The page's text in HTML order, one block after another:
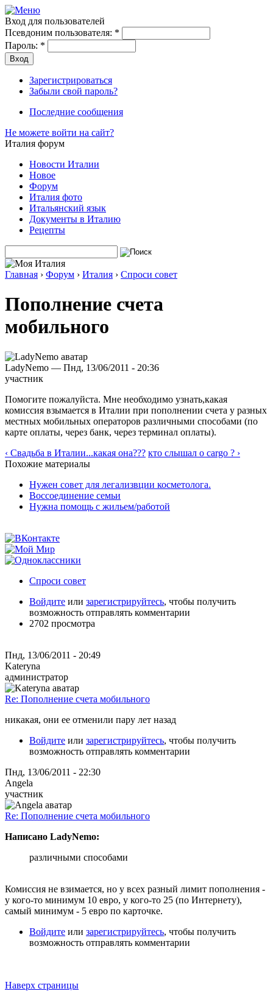
Вход для пользователей
Псевдоним пользователя: *
Пароль: *
Зарегистрироваться
Забыли свой пароль?
Последние сообщения
Не можете войти на сайт?
Италия форум
Новости Италии
Новое
Форум
Италия фото
Итальянский язык
Документы в Италию
Рецепты
Главная › Форум › Италия › Спроси совет
Пополнение счета
мобильного
LadyNemo — Пнд, 13/06/2011 - 20:36
участник
Помогите пожалуйста. Мне необходимо узнать,какая
комиссия взымается в Италии при пополнении счета у разных
местных мобильных операторов различными способами (по
карте оплаты, через банк, через терминал оплаты).
‹ Свадьба в Италии...какая она??? кто слышал о cargo ? ›
Похожие материалы
Нужен совет для легализвции косметолога.
Воссоединение семьи
Нужна помощь с жильем/работой
Спроси совет
Войдите или зарегистрируйтесь, чтобы получить
возможность отправлять комментарии
2702 просмотра
Пнд, 13/06/2011 - 20:49
Kateryna
администратор
Re: Пополнение счета мобильного
никакая, они ее отменили пару лет назад
Войдите или зарегистрируйтесь, чтобы получить
возможность отправлять комментарии
Пнд, 13/06/2011 - 22:30
Angela
участник
Re: Пополнение счета мобильного
Написано LadyNemo:
различными способами
Комиссия не взимается, но у всех разный лимит пополнения -
у кого-то минимум 10 евро, у кого-то 25 (по Интернету),
самый минимум - 5 евро по карточке.
Войдите или зарегистрируйтесь, чтобы получить
возможность отправлять комментарии
Наверх страницы